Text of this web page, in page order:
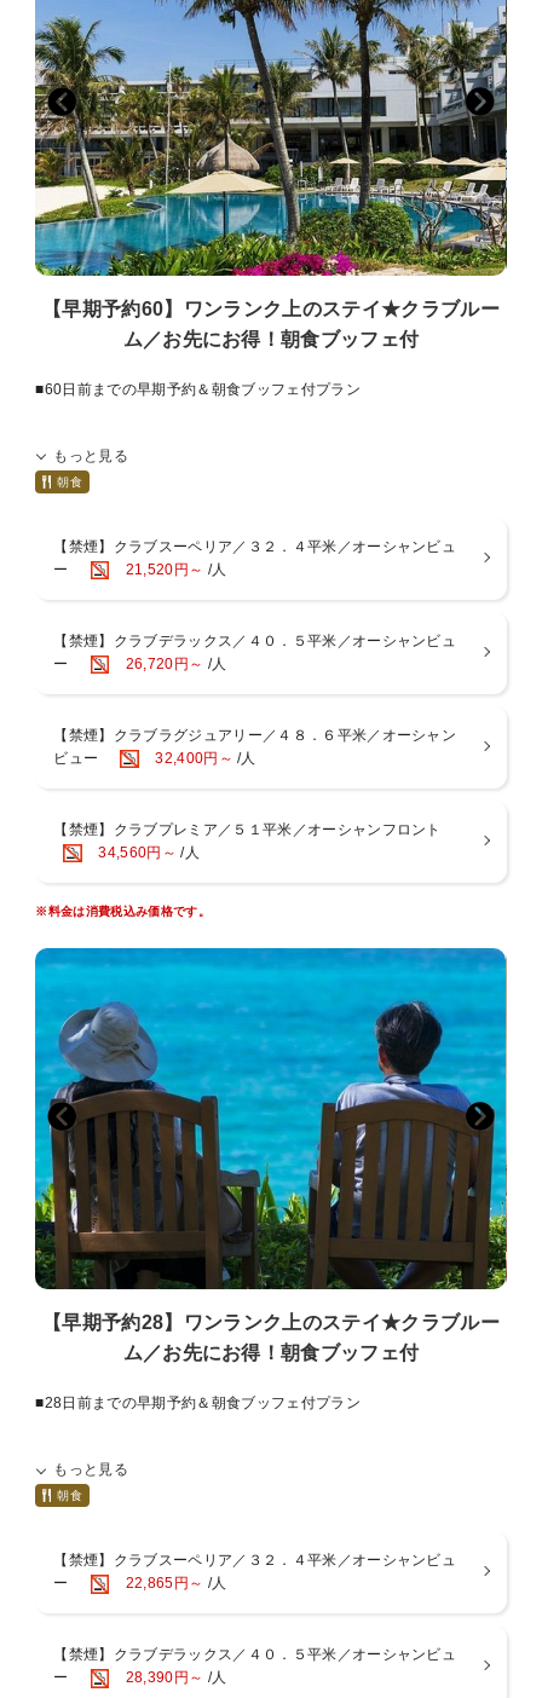
・身障者用車椅子の貸出可（事前予約制）
■ファミリー（お子様）サービス
・未就学児のお子様は添い寝にて無料
・未就学児のお子様は朝食ブッフェ無料（大人の方の同伴にて）
・ベビーカー・ベビーベッド貸出可（事前予約制）
【早期予約60】ワンランク上のステイ★クラブルー
ム／お先にお得！朝食ブッフェ付
■60日前までの早期予約＆朝食ブッフェ付プラン
・専用クラブラウンジにてチェックイン＆チェックアウト（14：00〜
20：00）
00）のフリーサービス
モーニングサービス(パン・サラダ・フルーツ・ドリンク)（07:30〜
ブル)（17:30〜20:00）
・スポーツジム
・クラブ専用駐車場
・ビーチパラソル（1室1本）
・デッキチェアー（1室2脚）
＜朝食＞
・オールデイダイニング「コラーロ」 和洋中ブッフェ
・和琉料理「ゆらぎ月」 和定食
【営業時間】07：00〜09：30（ラストオーダー09：00）
※ゆらぎ月 定休日 水曜日および日曜日
※状況により予告なく会場や時間・メニュー等が変更になる場合があ
ります。
■おもてなし
・屋外ラグーンプール 4月〜10月末迄営業予定
・半屋内アトリウムプール 通年営業
・未就学児のお子様は添い寝にて無料
・未就学児のお子様は朝食ブッフェ無料 大人の方の同伴にて
・ベビーカー・ベビーベッド貸出可 事前予約制
■注意事項
・満室等の都合により60日より前にご予約の受付を締め切らせていた
・プランお申し込み後の宿泊日、泊数、室数、人数のご変更はできま
たします。
再予約完了日が既に60日前を経過している場合は適応されません。
もっと見る
朝食
【禁煙】クラブスーペリア／３２．４平米／オーシャンビュ
ー
21,520円～ /人
【禁煙】クラブデラックス／４０．５平米／オーシャンビュ
ー
26,720円～ /人
【禁煙】クラブラグジュアリー／４８．６平米／オーシャン
ビュー
32,400円～ /人
【禁煙】クラブプレミア／５１平米／オーシャンフロント
34,560円～ /人
※料金は消費税込み価格です。
【早期予約28】ワンランク上のステイ★クラブルー
ム／お先にお得！朝食ブッフェ付
■28日前までの早期予約＆朝食ブッフェ付プラン
・専用クラブラウンジにてチェックイン＆チェックアウト（14：00〜
20：00）
・ソフトドリンク（07：30〜20：00）・スナック（14：00〜20：
00）のフリーサービス
アペリティフサービス(ビール・ワイン・ウィスキー・泡盛・オード
ブル)（17:30〜20:00）
もっと見る
朝食
【禁煙】クラブスーペリア／３２．４平米／オーシャンビュ
ー
22,865円～ /人
【禁煙】クラブデラックス／４０．５平米／オーシャンビュ
ー
28,390円～ /人